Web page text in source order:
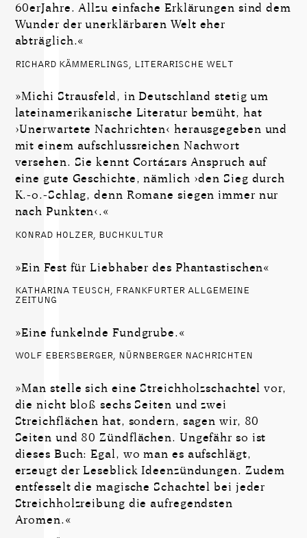
60erJahre. Allzu einfache Erklärungen sind dem
Wunder der unerklärbaren Welt eher
abträglich.«
RICHARD KÄMMERLINGS, LITERARISCHE WELT
»Michi Strausfeld, in Deutschland stetig um
lateinamerikanische Literatur bemüht, hat
›Unerwartete Nachrichten‹ herausgegeben und
mit einem aufschlussreichen Nachwort
versehen. Sie kennt Cortázars Anspruch auf
eine gute Geschichte, nämlich ›den Sieg durch
K.-o.-Schlag, denn Romane siegen immer nur
nach Punkten‹.«
KONRAD HOLZER, BUCHKULTUR
»Ein Fest für Liebhaber des Phantastischen«
KATHARINA TEUSCH, FRANKFURTER ALLGEMEINE
ZEITUNG
»Eine funkelnde Fundgrube.«
WOLF EBERSBERGER, NÜRNBERGER NACHRICHTEN
»Man stelle sich eine Streichholzschachtel vor,
die nicht bloß sechs Seiten und zwei
Streichflächen hat, sondern, sagen wir, 80
Seiten und 80 Zündflächen. Ungefähr so ist
dieses Buch: Egal, wo man es aufschlägt,
erzeugt der Leseblick Ideenzündungen. Zudem
entfesselt die magische Schachtel bei jeder
Streichholzreibung die aufregendsten
Aromen.«